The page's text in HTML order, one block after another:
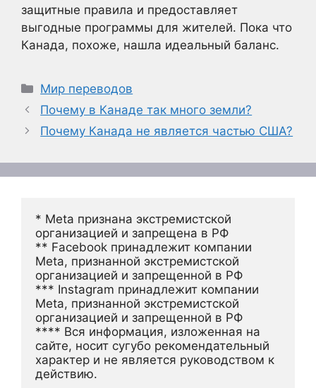
защитные правила и предоставляет
выгодные программы для жителей. Пока что
Канада, похоже, нашла идеальный баланс.
Рубрики
Мир переводов
Почему в Канаде так много земли?
Почему Канада не является частью США?
* Meta признана экстремистской
организацией и запрещена в РФ
** Facebook принадлежит компании
Meta, признанной экстремистской
организацией и запрещенной в РФ
*** Instagram принадлежит компании
Meta, признанной экстремистской
организацией и запрещенной в РФ
**** Вся информация, изложенная на
сайте, носит сугубо рекомендательный
характер и не является руководством к
действию.